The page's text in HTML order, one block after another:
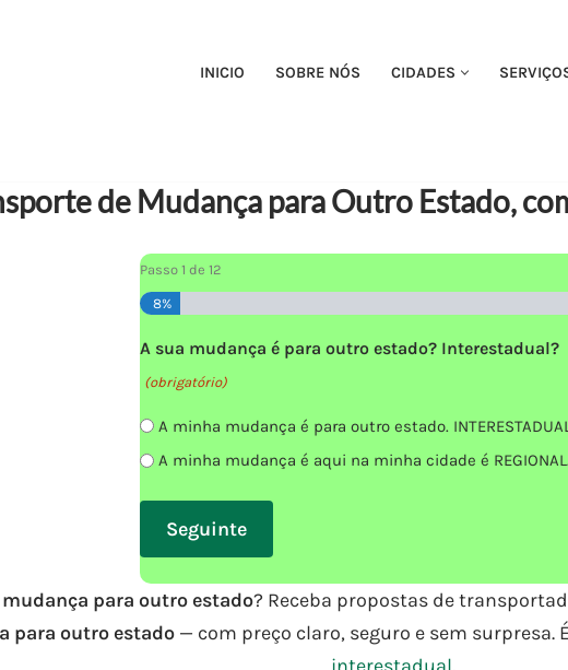
INICIO SOBRE NÓS CIDADES
de Mudança para Outro Estado,
Passo1 de12
8%
A sua mudança é para outro estado? Interestadual?
(obrigatório)
A minha mudança é para outro estado.
A minha mudança é aqui na minha cidade é
mudança para outro estado? Receba propostas de
para outro estado— com preço claro, seguro e sem surpresa.